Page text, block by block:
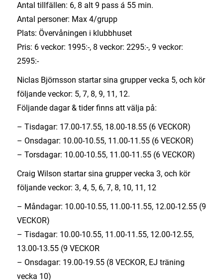
Antal tillfällen: 6, 8 alt 9 pass á 55 min.
Antal personer: Max 4/grupp
Plats: Övervåningen i klubbhuset
Pris: 6 veckor: 1995:-, 8 veckor: 2295:-, 9 veckor:
2595:-
Niclas Björnsson startar sina grupper vecka 5, och kör
följande veckor: 5, 7, 8, 9, 11, 12.
Följande dagar & tider finns att välja på:
– Tisdagar: 17.00-17.55, 18.00-18.55 (6 VECKOR)
– Onsdagar: 10.00-10.55, 11.00-11.55 (6 VECKOR)
– Torsdagar: 10.00-10.55, 11.00-11.55 (6 VECKOR)
Craig Wilson startar sina grupper vecka 3, och kör
följande veckor: 3, 4, 5, 6, 7, 8, 10, 11, 12
– Måndagar: 10.00-10.55, 11.00-11.55, 12.00-12.55 (9
VECKOR)
– Tisdagar: 10.00-10.55, 11.00-11.55, 12.00-12.55,
13.00-13.55 (9 VECKOR
– Onsdagar: 19.00-19.55 (8 VECKOR, EJ träning
vecka 10)